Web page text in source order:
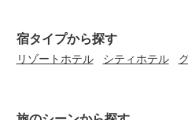
宿タイプから探す
リゾートホテル シティホテル